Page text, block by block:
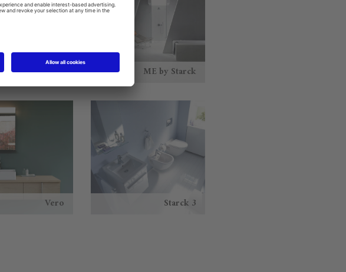
ME by Starck
P3 Comforts
Starck 3
Vero